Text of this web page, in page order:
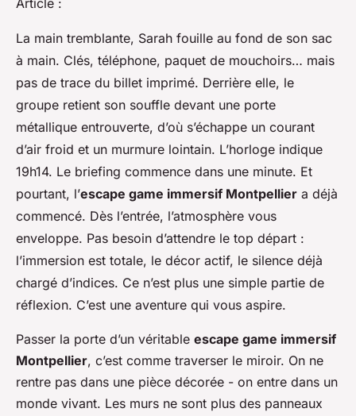
Article :
La main tremblante, Sarah fouille au fond de son sac
à main. Clés, téléphone, paquet de mouchoirs… mais
pas de trace du billet imprimé. Derrière elle, le
groupe retient son souffle devant une porte
métallique entrouverte, d’où s’échappe un courant
d’air froid et un murmure lointain. L’horloge indique
19h14. Le briefing commence dans une minute. Et
pourtant, l’escape game immersif Montpellier a déjà
commencé. Dès l’entrée, l’atmosphère vous
enveloppe. Pas besoin d’attendre le top départ :
l’immersion est totale, le décor actif, le silence déjà
chargé d’indices. Ce n’est plus une simple partie de
réflexion. C’est une aventure qui vous aspire.
Passer la porte d’un véritable escape game immersif
Montpellier, c’est comme traverser le miroir. On ne
rentre pas dans une pièce décorée - on entre dans un
monde vivant. Les murs ne sont plus des panneaux